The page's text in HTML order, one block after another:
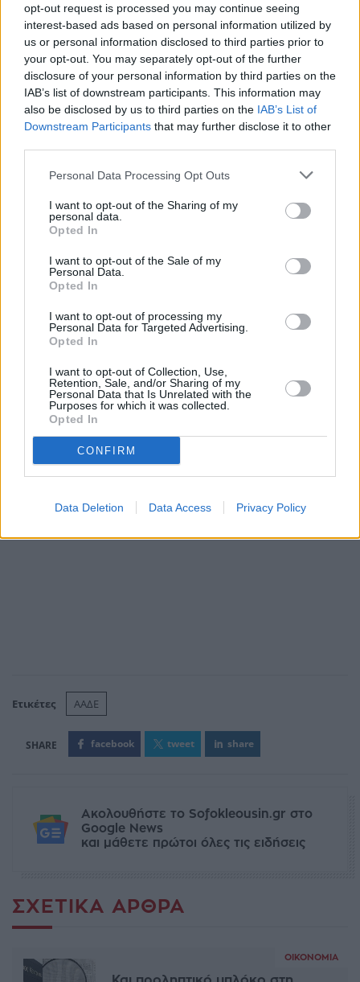
opt-out request is processed you may continue seeing
interest-based ads based on personal information utilized by
us or personal information disclosed to third parties prior to
your opt-out. You may separately opt-out of the further
disclosure of your personal information by third parties on the
IAB’s list of downstream participants. This information may
also be disclosed by us to third parties on the IAB’s List of
Downstream Participants that may further disclose it to other
Personal Data Processing Opt Outs
I want to opt-out of the Sharing of my
personal data.
Opted In
I want to opt-out of the Sale of my
Personal Data.
Opted In
I want to opt-out of processing my
Personal Data for Targeted Advertising.
Opted In
I want to opt-out of Collection, Use,
Retention, Sale, and/or Sharing of my
Personal Data that Is Unrelated with the
Purposes for which it was collected.
Opted In
CONFIRM
Data Deletion Data Access Privacy Policy
Οι οφειλέτες με ρυθμισμένα χρέη λαμβάνουν την
ενημερότητα, χωρίς να χρειαστεί να επισκεφτούν
κάποια ΔΟΥ, αλλά από τον υπολογιστή ή το κινητό
στην πλατφόρμα της ΑΑΔΕ και άμεσα λαμβάνουν τη
φορολογική ενημερότητα, στην οποία αναγράφονται
το ποσοστό που θα κρατήσει η Εφορία από τα
χρήματα που θα εισπράξει ο φορολογούμενος από
το δημόσιο ή την πώληση κάποιου ακινήτου.
Ετικέτες ΑΑΔΕ
facebook tweet share
Ακολουθήστε το Sofokleousin.gr στο
Google News
και μάθετε πρώτοι όλες τις ειδήσεις
ΣΧΕΤΙΚΆ ΆΡΘΡΑ
ΟΙΚΟΝΟΜΊΑ